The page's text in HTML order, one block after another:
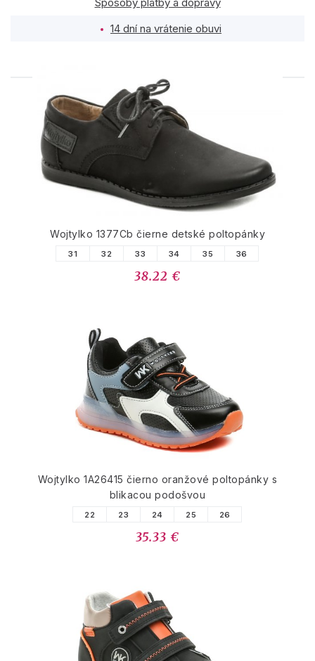
14 dní na vrátenie obuvi
PODOBNÉ PRODUKTY
Wojtylko 1377Cb čierne detské poltopánky
31 32 33 34 35 36
38.22 €
Wojtylko 1A26415 čierno oranžové poltopánky s
blikacou podošvou
22 23 24 25 26
35.33 €